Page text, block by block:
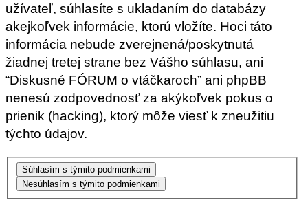
užívateľ, súhlasíte s ukladaním do databázy
akejkoľvek informácie, ktorú vložíte. Hoci táto
informácia nebude zverejnená/poskytnutá
žiadnej tretej strane bez Vášho súhlasu, ani
“Diskusné FÓRUM o vtáčkaroch” ani phpBB
nenesú zodpovednosť za akýkoľvek pokus o
prienik (hacking), ktorý môže viesť k zneužitiu
týchto údajov.